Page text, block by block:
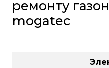
ремонту
mogatec